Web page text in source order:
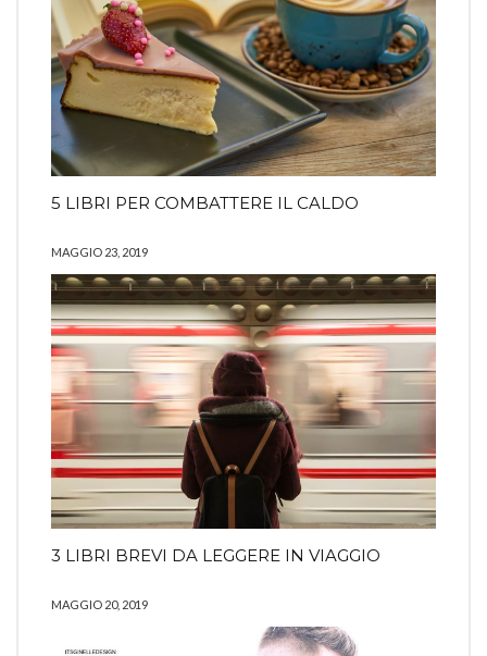
5 LIBRI PER COMBATTERE IL CALDO
MAGGIO 23, 2019
3 LIBRI BREVI DA LEGGERE IN VIAGGIO
MAGGIO 20, 2019